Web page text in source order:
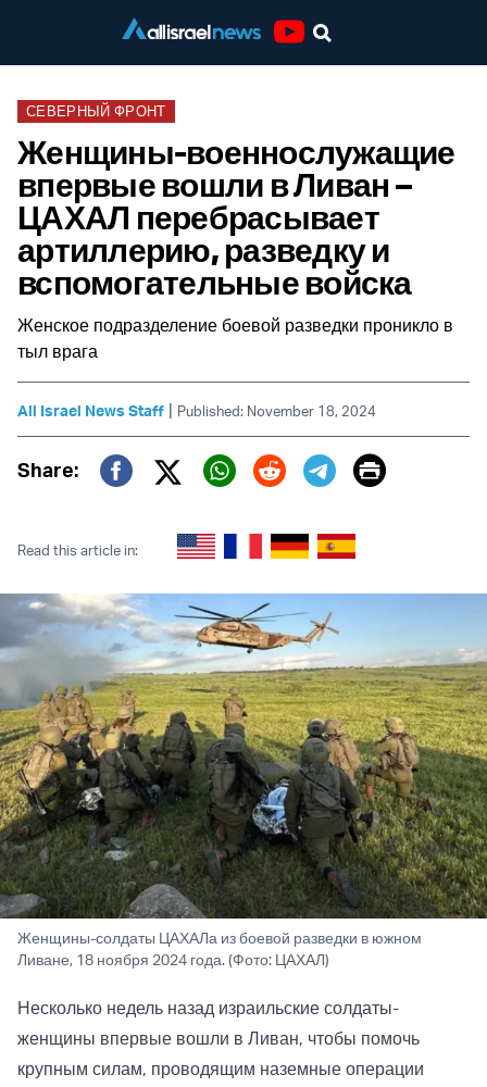
СЕВЕРНЫЙ ФРОНТ
Женщины-военнослужащие
впервые вошли в Ливан –
ЦАХАЛ перебрасывает
артиллерию, разведку и
вспомогательные войска
Женское подразделение боевой разведки проникло в
тыл врага
All Israel News Staff | Published: November 18, 2024
Share:
Twitter (X)
Print
Read this article in:
Женщины-солдаты ЦАХАЛа из боевой разведки в южном
Ливане, 18 ноября 2024 года. (Фото: ЦАХАЛ)
Несколько недель назад израильские солдаты-
женщины впервые вошли в Ливан, чтобы помочь
крупным силам, проводящим наземные операции